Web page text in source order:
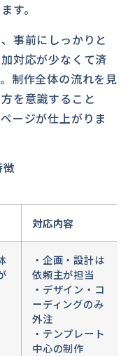
す。
事前にしっかりと
対応が少なくて済
制作全体の流れを見
を意識すること
ージが仕上がりま
対応内容
・企画・設計は
依頼主が担当
・デザイン・コ
ーディングのみ
外注
・テンプレート
中心の制作